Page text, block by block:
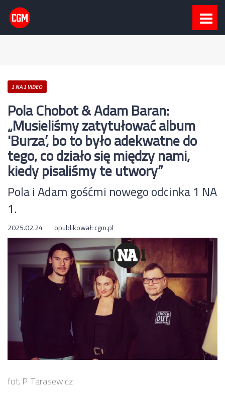
1 NA 1 VIDEO
Pola Chobot & Adam Baran:
„Musieliśmy zatytułować album
'Burza’, bo to było adekwatne do
tego, co działo się między nami,
kiedy pisaliśmy te utwory”
Pola i Adam gośćmi nowego odcinka 1 NA
1.
2025.02.24 opublikował:cgm.pl
fot. P. Tarasewicz